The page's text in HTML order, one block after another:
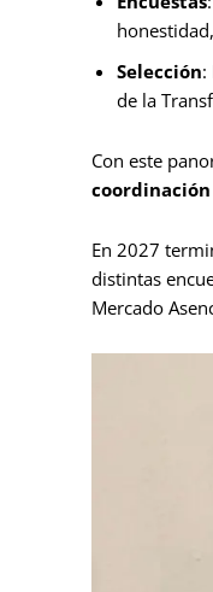
Selección:
de la
Con este
En 2027
distintas
Mercado